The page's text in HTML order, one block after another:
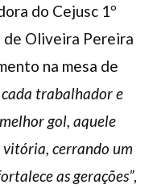
do Cejusc 1º
de Oliveira Pereira
na mesa de
trabalhador e
gol, aquele
cerrando um
as gerações”,